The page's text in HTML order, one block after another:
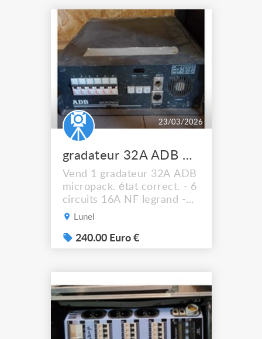
23/03/2026
gradateur 32A ADB micropack
Vend 1 gradateur 32A ADB
micropack. état correct. - 6
circuits 16A NF legrand -
commande en dmx 5 points
circuit prix de vente 240e
Lunel
240.00 Euro €